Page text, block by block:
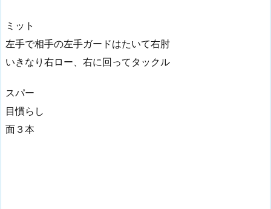
ミット
左手で相手の左手ガードはたいて右肘
いきなり右ロー、右に回ってタックル
スパー
目慣らし
面３本